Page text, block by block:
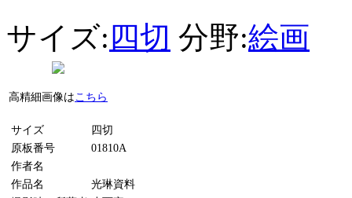
サイズ: 四切 分野:絵画
高精細画像はこちら
サイズ
四切
原板番号
01810A
作者名
作品名
光琳資料